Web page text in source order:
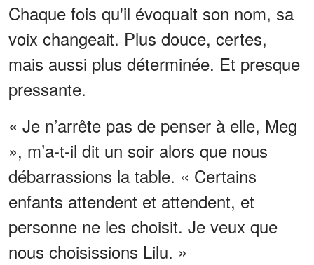
Chaque fois qu'il évoquait son nom, sa
voix changeait. Plus douce, certes,
mais aussi plus déterminée. Et presque
pressante.
« Je n’arrête pas de penser à elle, Meg
», m’a-t-il dit un soir alors que nous
débarrassions la table. « Certains
enfants attendent et attendent, et
personne ne les choisit. Je veux que
nous choisissions Lilu. »